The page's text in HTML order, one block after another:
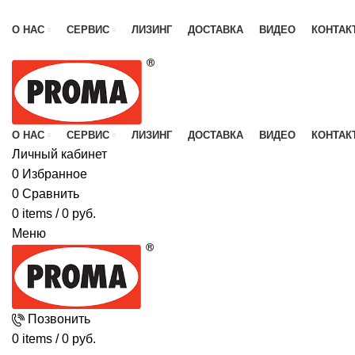
О НАС СЕРВИС ЛИЗИНГ ДОСТАВКА ВИДЕО
О НАС СЕРВИС ЛИЗИНГ ДОСТАВКА ВИДЕО
Личный кабинет
0 Избранное
0 Сравнить
0 items / 0 руб.
Меню
Позвонить
0 items / 0 руб.